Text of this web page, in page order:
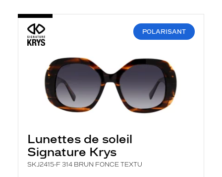
POLARISANT
Lunettes de soleil
Signature Krys
SKJ2415-F 314 BRUN FONCE TEXTU